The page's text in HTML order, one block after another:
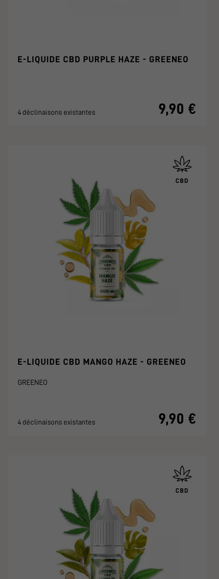
E-LIQUIDE CBD PURPLE HAZE - GREENEO
4 déclinaisons existantes 9,90 €
CBD
E-LIQUIDE CBD MANGO HAZE - GREENEO
GREENEO
4 déclinaisons existantes 9,90 €
CBD